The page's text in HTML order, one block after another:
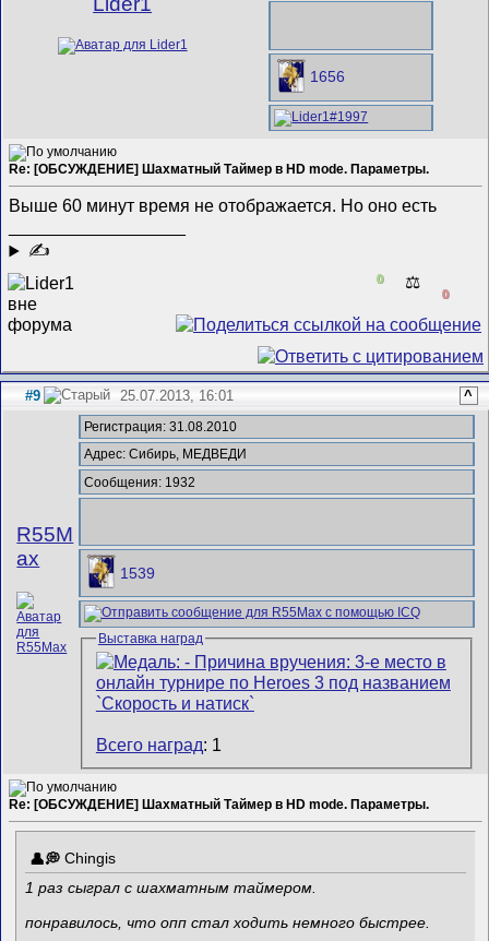
1656
Re: [ОБСУЖДЕНИЕ] Шахматный Таймер в HD mode. Параметры.
Выше 60 минут время не отображается. Но оно есть
✍
0 ⚖️
0
#9 25.07.2013, 16:01 ^
R55M
ax
Регистрация: 31.08.2010
Адрес: Сибирь, МЕДВЕДИ
Сообщения: 1932
1539
Выставка наград
Всего наград: 1
Re: [ОБСУЖДЕНИЕ] Шахматный Таймер в HD mode. Параметры.
Chingis
1 раз сыграл с шахматным таймером.
понравилось, что опп стал ходить немного быстрее.